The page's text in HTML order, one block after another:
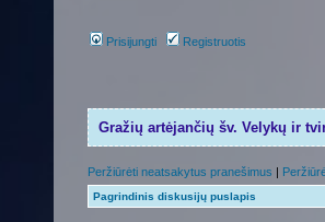
Prisijungti Registruotis
Gražių artėjančių šv. Velykų ir
Peržiūrėti neatsakytus pranešimus |
Pagrindinis diskusijų puslapis